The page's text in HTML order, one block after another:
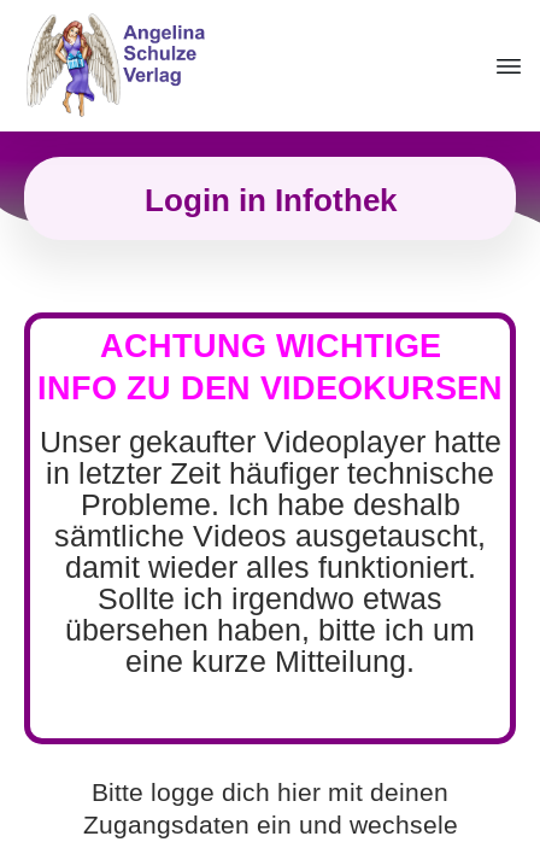
Login in Infothek
ACHTUNG WICHTIGE
INFO ZU DEN VIDEOKURSEN
Unser gekaufter Videoplayer hatte
in letzter Zeit häufiger technische
Probleme. Ich habe deshalb
sämtliche Videos ausgetauscht,
damit wieder alles funktioniert.
Sollte ich irgendwo etwas
übersehen haben, bitte ich um
eine kurze Mitteilung.
Bitte logge dich hier mit deinen
Zugangsdaten ein und wechsele